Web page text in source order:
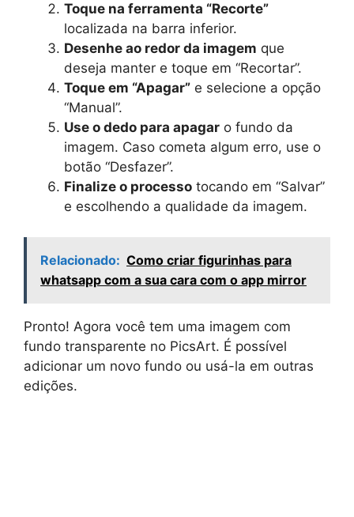
Toque na ferramenta “Recorte”
localizada na barra inferior.
Desenhe ao redor da imagem que
deseja manter e toque em “Recortar”.
Toque em “Apagar” e selecione a opção
“Manual”.
Use o dedo para apagar o fundo da
imagem. Caso cometa algum erro, use o
botão “Desfazer”.
Finalize o processo tocando em “Salvar”
e escolhendo a qualidade da imagem.
Relacionado: Como criar figurinhas para
whatsapp com a sua cara com o app mirror
Pronto! Agora você tem uma imagem com
fundo transparente no PicsArt. É possível
adicionar um novo fundo ou usá-la em outras
edições.